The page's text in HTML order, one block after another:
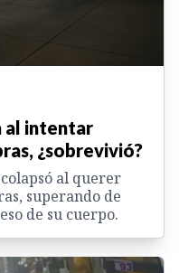
al intentar
¿sobrevivió?
al querer
superando de
de su cuerpo.